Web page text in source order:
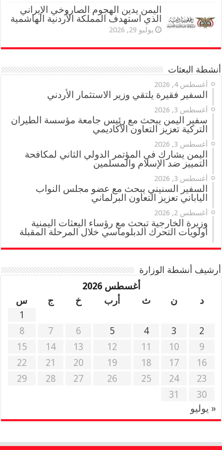
اليمن يدين الهجوم الصاروخي الإيراني
الذي استهدف المملكة الأردنية الهاشمية
يوليو 29, 2026
أنشطة البعثات
أغسطس 4, 2026
السفير فقيرة يلتقي وزير الاستثمار الأردني
أغسطس 3, 2026
سفير اليمن يبحث مع رئيس جامعة مؤسسة الطيران
التركية تعزيز التعاون الأكاديمي
أغسطس 3, 2026
اليمن يشارك في المؤتمر الدولي الثاني لمكافحة
التمييز ضد الإسلام والمسلمين
أغسطس 3, 2026
السفير السنيني يبحث مع عضو مجلس النواب
الياباني تعزيز التعاون البرلماني
أغسطس 2, 2026
وزيرة الخارجية تبحث مع رؤساء البعثات اليمنية
أولويات التحرك الدبلوماسي خلال المرحلة المقبلة
أرشيف أنشطة الوزارة
أغسطس 2026
د
ن ث أرب خ ج
س
1
2
3
4
5
6
7
8
9
10
11
12
13
14
15
16
17
18
19
20
21
22
23
24
25
26
27
28
29
30
31
« يوليو